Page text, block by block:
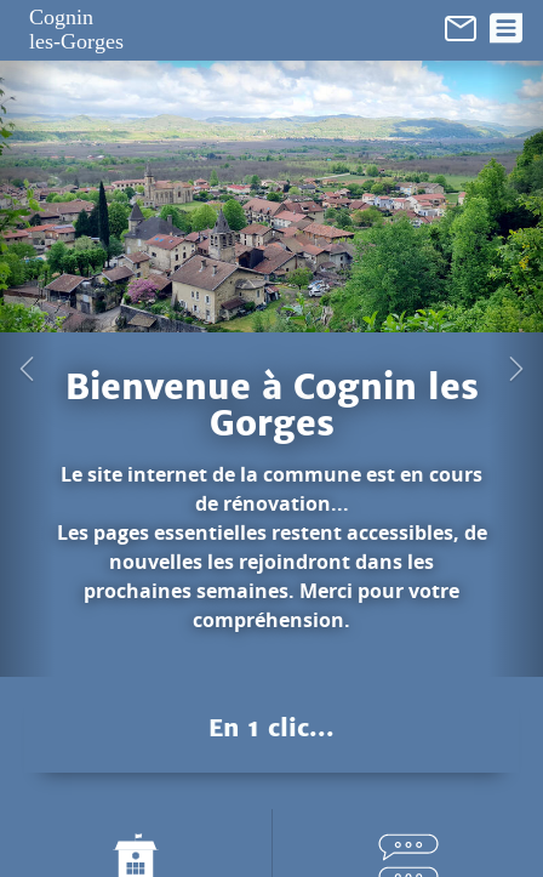
Cognin
les-Gorges
les
en cours
de
votre
Les gorges du
pour rejoindre la rivière de
En 1 clic...
Panneau de gestion des cookies